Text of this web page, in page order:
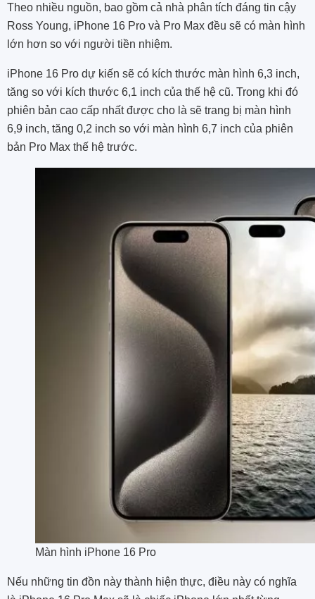
Theo nhiều nguồn, bao gồm cả nhà phân tích đáng tin cậy
Ross Young, iPhone 16 Pro và Pro Max đều sẽ có màn hình
lớn hơn so với người tiền nhiệm.
iPhone 16 Pro dự kiến ​​sẽ có kích thước màn hình 6,3 inch,
tăng so với kích thước 6,1 inch của thế hệ cũ. Trong khi đó
phiên bản cao cấp nhất được cho là sẽ trang bị màn hình
6,9 inch, tăng 0,2 inch so với màn hình 6,7 inch của phiên
bản Pro Max thế hệ trước.
Màn hình iPhone 16 Pro
Nếu những tin đồn này thành hiện thực, điều này có nghĩa